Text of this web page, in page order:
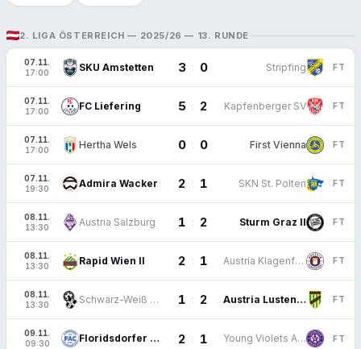
2. LIGA ÖSTERREICH — 2025/26 — 13. RUNDE
07.11.
17:00
SKU Amstetten 3 : 0 Stripfing FT
07.11.
17:00
FC Liefering 5 : 2 Kapfenberger SV FT
07.11.
17:00
Hertha Wels 0 : 0 First Vienna FT
07.11.
19:30
Admira Wacker 2 : 1 SKN St. Polten FT
08.11.
13:30
Austria Salzburg 1 : 2 Sturm Graz II FT
08.11.
13:30
Rapid Wien II 2 : 1 Austria Klagenfurt FT
08.11.
13:30
Schwarz-Weiß Bregenz 1 : 2 Austria Lustenau FT
09.11.
09:30
Floridsdorfer AC 2 : 1 Young Violets Austria Wien FT